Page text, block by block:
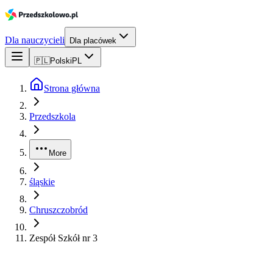
Dla nauczycieli Dla placówek
🇵🇱Polski PL
Strona główna
Przedszkola
More
śląskie
Chruszczobród
Zespół Szkół nr 3